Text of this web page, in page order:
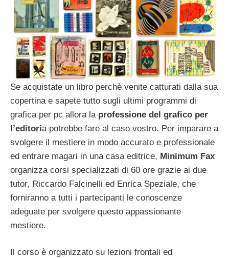
Se acquistate un libro perchè venite catturati dalla sua
copertina e sapete tutto sugli ultimi programmi di
grafica per pc allora la professione del grafico per
l’editoria potrebbe fare al caso vostro. Per imparare a
svolgere il mestiere in modo accurato e professionale
ed entrare magari in una casa editrice, Minimum Fax
organizza corsi specializzati di 60 ore grazie ai due
tutor, Riccardo Falcinelli ed Enrica Speziale, che
forniranno a tutti i partecipanti le conoscenze
adeguate per svolgere questo appassionante
mestiere.
Il corso è organizzato su lezioni frontali ed